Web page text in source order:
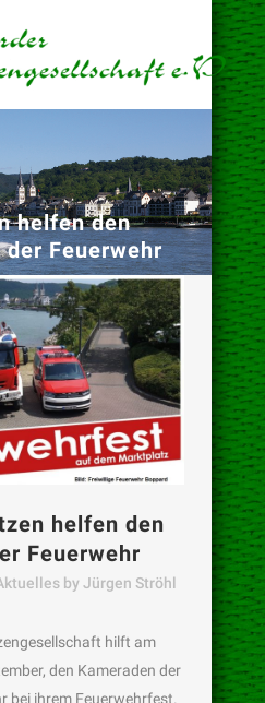
helfen den
der Feuerwehr
helfen den
Feuerwehr
by Jürgen Ströhl
hilft am
den Kameraden der
bei ihrem Feuerwehrfest.